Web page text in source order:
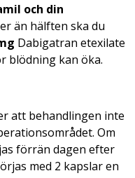
och din
än hälften ska du
Dabigatran etexilate
blödning kan öka.
att behandlingen inte
Om
förrän dagen efter
med 2 kapslar en